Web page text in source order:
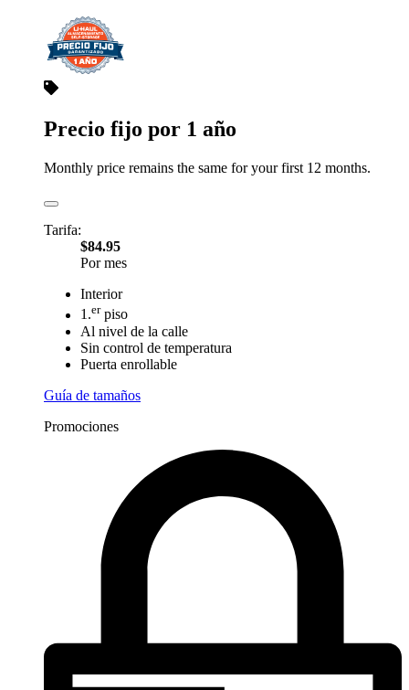
Precio fijo por 1 año
Monthly price remains the same for your first 12 months.
Tarifa:
$84.95
Por mes
Interior
1.erpiso
Al nivel de la calle
Sin control de temperatura
Puerta enrollable
Guía de tamaños
Promociones